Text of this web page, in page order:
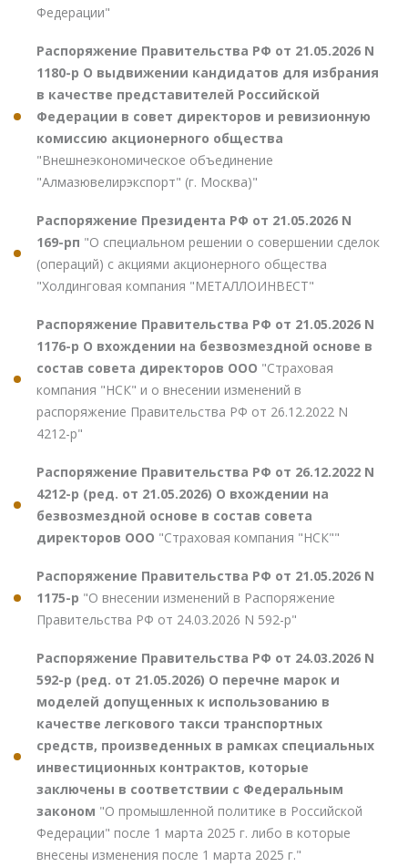
Федерации"
Распоряжение Правительства РФ от 21.05.2026 N
1180-р О выдвижении кандидатов для избрания
в качестве представителей Российской
Федерации в совет директоров и ревизионную
комиссию акционерного общества
"Внешнеэкономическое объединение
"Алмазювелирэкспорт" (г. Москва)"
Распоряжение Президента РФ от 21.05.2026 N
169-рп "О специальном решении о совершении сделок
(операций) с акциями акционерного общества
"Холдинговая компания "МЕТАЛЛОИНВЕСТ"
Распоряжение Правительства РФ от 21.05.2026 N
1176-р О вхождении на безвозмездной основе в
состав совета директоров ООО "Страховая
компания "НСК" и о внесении изменений в
распоряжение Правительства РФ от 26.12.2022 N
4212-р"
Распоряжение Правительства РФ от 26.12.2022 N
4212-р (ред. от 21.05.2026) О вхождении на
безвозмездной основе в состав совета
директоров ООО "Страховая компания "НСК""
Распоряжение Правительства РФ от 21.05.2026 N
1175-р "О внесении изменений в Распоряжение
Правительства РФ от 24.03.2026 N 592-р"
Распоряжение Правительства РФ от 24.03.2026 N
592-р (ред. от 21.05.2026) О перечне марок и
моделей допущенных к использованию в
качестве легкового такси транспортных
средств, произведенных в рамках специальных
инвестиционных контрактов, которые
заключены в соответствии с Федеральным
законом "О промышленной политике в Российской
Федерации" после 1 марта 2025 г. либо в которые
внесены изменения после 1 марта 2025 г."